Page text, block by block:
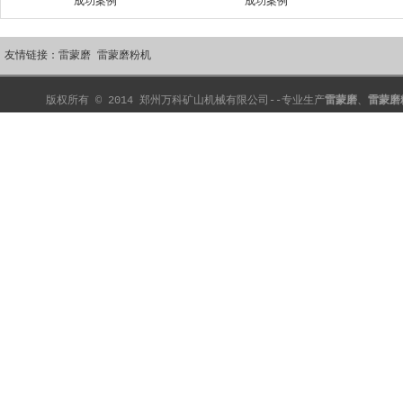
友情链接： 雷蒙磨 雷蒙磨粉机
版权所有 © 2014 郑州万科矿山机械有限公司--专业生产雷蒙磨、 雷蒙磨